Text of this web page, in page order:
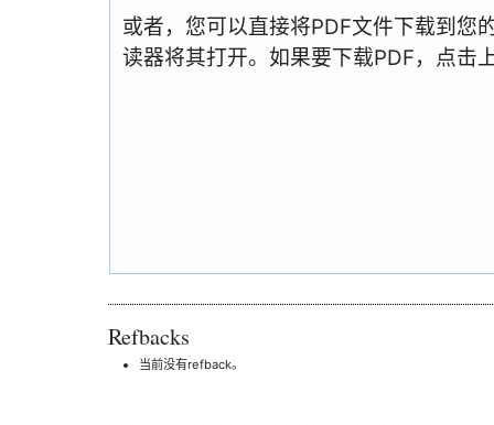
或者，您可以直接将PDF文件下载到您
读器将其打开。如果要下载PDF，点击
Refbacks
当前没有refback。